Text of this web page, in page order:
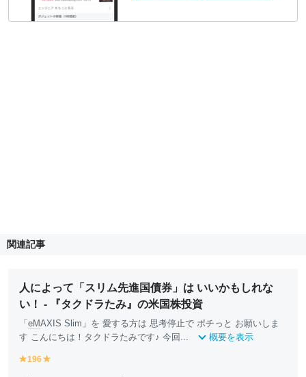
関連記事
人によって「スリム先進国債券」は いいかもしれな
い！ - 『タクドラたみ』の米国株投資
「 eMAXIS Slim」を 愛する方は 思考停止で ポチっと お願いしま
す こんにちは！タクドラたみです♪ 今回...
概要を表示
y
196